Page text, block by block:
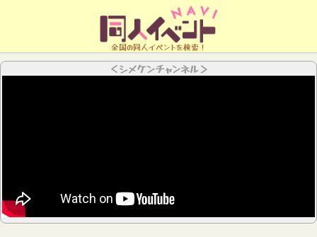
全国の同人イベントを検索！
＜シメケンチャンネル＞